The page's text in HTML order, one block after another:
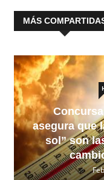
MÁS
asegura que
sol” son